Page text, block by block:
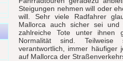
Steigungen nehmen will oder
will. Sehr viele Radfahrer
Mallorca auch sicher sei
zahlreiche Tote unter ihnen
Normalität sind. Teilweise
verantwortlich, immer häufiger
auf Mallorca der